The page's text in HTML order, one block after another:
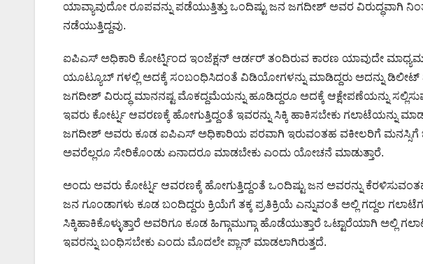
ಯಾವ್ಯಾವುದೋ ರೂಪವನ್ನು ಪಡೆಯುತ್ತಿತ್ತು ಒಂದಿಷ್ಟು ಜನ ಜಗದೀಶ್ ಅವರ ವಿರುದ್ಧವಾಗಿ
ನಡೆಯುತ್ತಿದ್ದವು.
ಐಪಿಎಸ್ ಅಧಿಕಾರಿ ಕೋರ್ಟ್ನಿಂದ ಇಂಜೆಕ್ಷನ್ ಆರ್ಡರ್ ತಂದಿರುವ ಕಾರಣ ಯಾವುದೇ
ಯೂಟ್ಯೂಬ್ ಗಳಲ್ಲಿ ಅದಕ್ಕೆ ಸಂಬಂಧಿಸಿದಂತೆ ವಿಡಿಯೋಗಳನ್ನು ಮಾಡಿದ್ದರು ಅದನ್ನು
ಜಗದೀಶ್ ವಿರುದ್ಧ ಮಾನನಷ್ಟ ಮೊಕದ್ದಮೆಯನ್ನು ಹೂಡಿದ್ದರೂ ಅದಕ್ಕೆ ಆಕ್ಷೇಪಣೆಯನ್ನು
ಇವರು ಕೋರ್ಟ್ನ ಆವರಣಕ್ಕೆ ಹೋಗುತ್ತಿದ್ದಂತೆ ಇವರನ್ನು ಸಿಕ್ಕಿ ಹಾಕಿಸಬೇಕು ಗಲಾಟೆಯನ್ನು
ಜಗದೀಶ್ ಅವರು ಕೂಡ ಐಪಿಎಸ್ ಅಧಿಕಾರಿಯ ಪರವಾಗಿ ಇರುವಂತಹ ವಕೀಲರಿಗೆ ಮನಸ್ಸಿಗೆ
ಅವರೆಲ್ಲರೂ ಸೇರಿಕೊಂಡು ಏನಾದರೂ ಮಾಡಬೇಕು ಎಂದು ಯೋಚನೆ ಮಾಡುತ್ತಾರೆ.
ಅಂದು ಅವರು ಕೋರ್ಟ್ನ ಆವರಣಕ್ಕೆ ಹೋಗುತ್ತಿದ್ದಂತೆ ಒಂದಿಷ್ಟು ಜನ ಅವರನ್ನು
ಜನ ಗೂಂಡಾಗಳು ಕೂಡ ಬಂದಿದ್ದರು ಕ್ರಿಯೆಗೆ ತಕ್ಕ ಪ್ರತಿಕ್ರಿಯೆ ಎನ್ನುವಂತೆ ಅಲ್ಲಿ ಗದ್ದಲ
ಸಿಕ್ಕಿಹಾಕಿಕೊಳ್ಳುತ್ತಾರೆ ಅವರಿಗೂ ಕೂಡ ಹಿಗ್ಗಾಮುಗ್ಗಾ ಹೊಡೆಯುತ್ತಾರೆ ಒಟ್ಟಾರೆಯಾಗಿ
ಇವರನ್ನು ಬಂಧಿಸಬೇಕು ಎಂದು ಮೊದಲೇ ಪ್ಲಾನ್ ಮಾಡಲಾಗಿರುತ್ತದೆ.